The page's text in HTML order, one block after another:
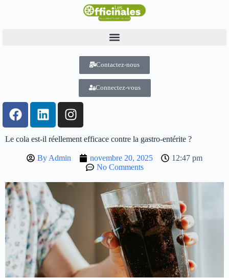
Contactez-nous
Connectez-vous
Le cola est-il réellement efficace contre la gastro-entérite ?
By Admin novembre 20, 2025
12:47 pm
No Comments